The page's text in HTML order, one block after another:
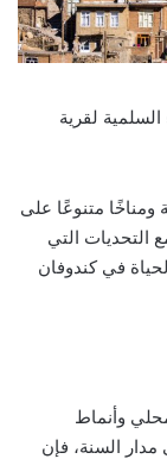
لقرية
ومناخًا متنوعًا على
التحديات التي
في كندوفان
وأنماط
السنة، فإن